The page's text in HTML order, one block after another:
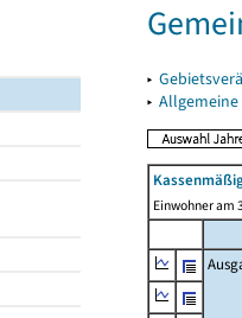
▸
▸
Einwohner am